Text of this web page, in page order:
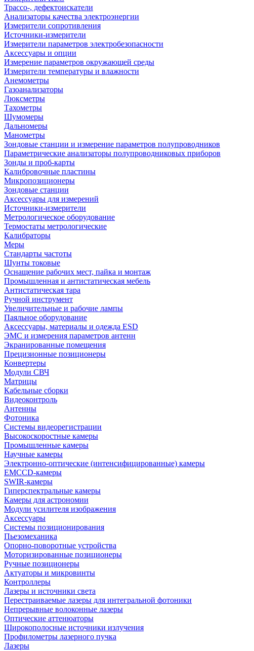
Трассо-, дефектоискатели
Анализаторы качества электроэнергии
Измерители сопротивления
Источники-измерители
Измерители параметров электробезопасности
Аксессуары и опции
Измерение параметров окружающей среды
Измерители температуры и влажности
Анемометры
Газоанализаторы
Люксметры
Тахометры
Шумомеры
Дальномеры
Манометры
Зондовые станции и измерение параметров полупроводников
Параметрические анализаторы полупроводниковых приборов
Зонды и проб-карты
Калибровочные пластины
Микропозиционеры
Зондовые станции
Аксессуары для измерений
Источники-измерители
Метрологическое оборудование
Термостаты метрологические
Калибраторы
Меры
Стандарты частоты
Шунты токовые
Оснащение рабочих мест, пайка и монтаж
Промышленная и антистатическая мебель
Антистатическая тара
Ручной инструмент
Увеличительные и рабочие лампы
Паяльное оборудование
Аксессуары, материалы и одежда ESD
ЭМС и измерения параметров антенн
Экранированные помещения
Прецизионные позиционеры
Конвертеры
Модули СВЧ
Матрицы
Кабельные сборки
Видеоконтроль
Антенны
Фотоника
Cистемы видеорегистрации
Высокоскоростные камеры
Промышленные камеры
Научные камеры
Электронно-оптические (интенсифицированные) камеры
EMCCD-камеры
SWIR-камеры
Гиперспектральные камеры
Камеры для астрономии
Модули усилителя изображения
Аксессуары
Системы позиционирования
Пьезомеханика
Опорно-поворотные устройства
Моторизированные позиционеры
Ручные позиционеры
Актуаторы и микровинты
Контроллеры
Лазеры и источники света
Перестраиваемые лазеры для интегральной фотоники
Непрерывные волоконные лазеры
Оптические аттенюаторы
Широкополосные источники излучения
Профилометры лазерного пучка
Лазеры